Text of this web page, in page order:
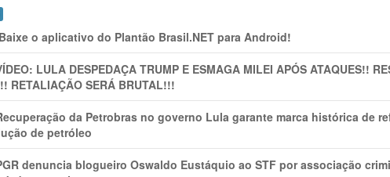
Baixe o aplicativo do Plantão Brasil.NET para Android!
LULA DESPEDAÇA TRUMP E ESMAGA MILEI APÓS ATAQUES!!
RETALIAÇÃO SERÁ BRUTAL!!!
da Petrobras no governo Lula garante marca histórica de
de petróleo
denuncia blogueiro Oswaldo Eustáquio ao STF por associação